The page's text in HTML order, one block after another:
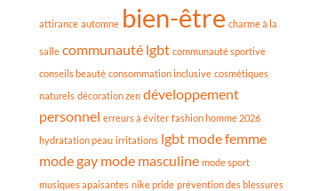
attirance automne bien-être charme à la
salle communauté lgbt communauté sportive
conseils beauté consommation inclusive cosmétiques
naturels décoration zen développement
personnel erreurs à éviter fashion homme 2026
hydratation peau irritations lgbt mode femme
mode gay mode masculine mode sport
musiques apaisantes nike pride prévention des blessures